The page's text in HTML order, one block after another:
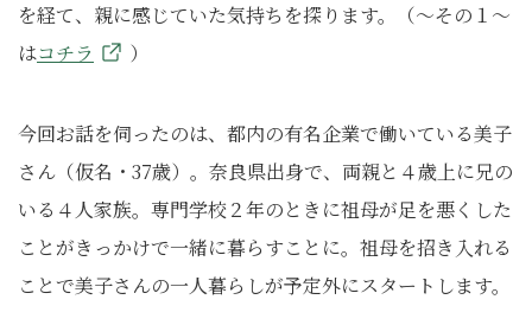
を経て、親に感じていた気持ちを探ります。（～その１～
はコチラ ）
今回お話を伺ったのは、都内の有名企業で働いている美子
さん（仮名・37歳）。奈良県出身で、両親と４歳上に兄の
いる４人家族。専門学校２年のときに祖母が足を悪くした
ことがきっかけで一緒に暮らすことに。祖母を招き入れる
ことで美子さんの一人暮らしが予定外にスタートします。